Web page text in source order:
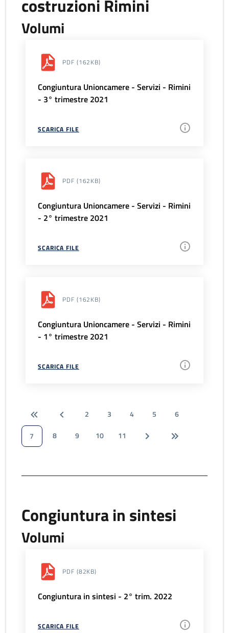
costruzioni Rimini
Volumi
PDF (162KB)
Congiuntura Unioncamere - Servizi - Rimini
- 3° trimestre 2021
SCARICA FILE
PDF (162KB)
Congiuntura Unioncamere - Servizi - Rimini
- 2° trimestre 2021
SCARICA FILE
PDF (162KB)
Congiuntura Unioncamere - Servizi - Rimini
- 1° trimestre 2021
SCARICA FILE
2 3 4 5
6
7
8 9 10 11
Congiuntura in sintesi
Volumi
PDF (82KB)
Congiuntura in sintesi - 2° trim. 2022
SCARICA FILE